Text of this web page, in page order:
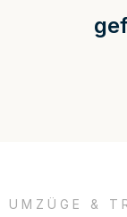
UMZÜGE &